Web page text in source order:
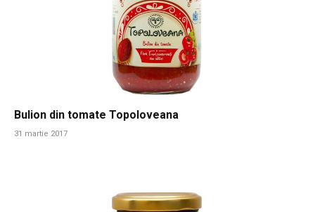
Bulion din tomate Topoloveana
31 martie 2017